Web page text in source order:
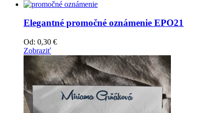
Elegantné promočné oznámenie EPO21
Od: 0,30 €
Zobraziť